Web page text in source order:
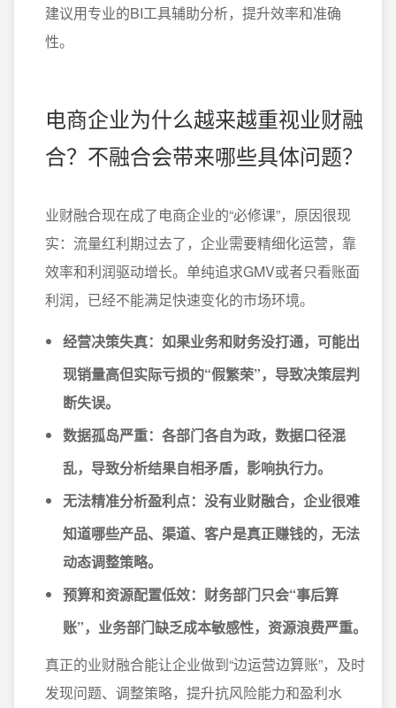
建议用专业的BI工具辅助分析，提升效率和准确
性。
电商企业为什么越来越重视业财融
合？不融合会带来哪些具体问题？
业财融合现在成了电商企业的“必修课”，原因很现
实：流量红利期过去了，企业需要精细化运营，靠
效率和利润驱动增长。单纯追求GMV或者只看账面
利润，已经不能满足快速变化的市场环境。
经营决策失真： 如果业务和财务没打通，可能出
现销量高但实际亏损的“假繁荣”，导致决策层判
断失误。
数据孤岛严重： 各部门各自为政，数据口径混
乱，导致分析结果自相矛盾，影响执行力。
无法精准分析盈利点： 没有业财融合，企业很难
知道哪些产品、渠道、客户是真正赚钱的，无法
动态调整策略。
预算和资源配置低效： 财务部门只会“事后算
账”，业务部门缺乏成本敏感性，资源浪费严重。
真正的业财融合能让企业做到“边运营边算账”，及时
发现问题、调整策略，提升抗风险能力和盈利水